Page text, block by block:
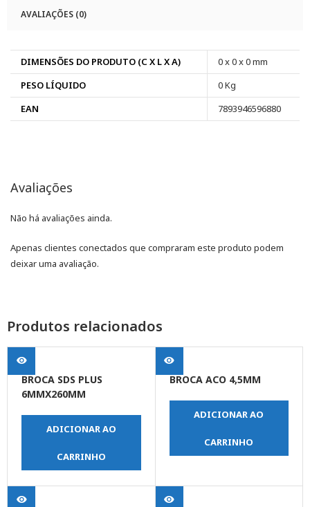
AVALIAÇÕES (0)
DIMENSÕES DO PRODUTO (C X L X A)
0 x 0 x 0 mm
PESO LÍQUIDO
0 Kg
EAN
7893946596880
Avaliações
Não há avaliações ainda.
Apenas clientes conectados que compraram este produto podem
deixar uma avaliação.
Produtos relacionados
BROCA SDS PLUS
6MMX260MM
ADICIONAR AO
CARRINHO
BROCA ACO 4,5MM
ADICIONAR AO
CARRINHO